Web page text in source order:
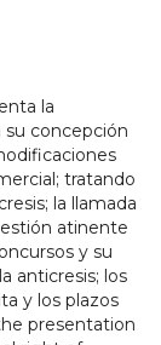
la
su concepción
tratando
la llamada
atinente
y su
anticresis; los
y los plazos
presentation